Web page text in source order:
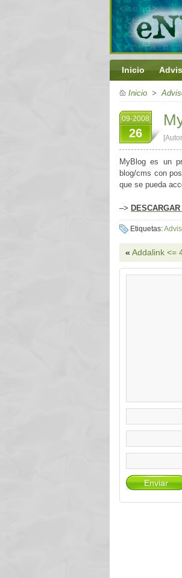
Inicio
Inicio >
09-2008
26
MyBlog es un
blog/cms con
que se pueda
–>
Etiquetas:
« Addalink <=